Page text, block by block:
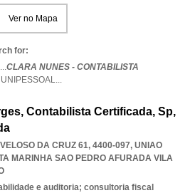
Ver no Mapa
for:
CLARA NUNES - CONTABILISTA
UNIPESSOAL...
Contabilista Certificada, Sp,
DA CRUZ 61, 4400-097, UNIAO
MARINHA SAO PEDRO AFURADA VILA
e auditoria; consultoria fiscal